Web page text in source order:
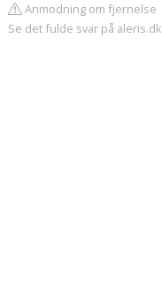
Anmodning om fjernelse
Se det fulde svar på aleris.dk